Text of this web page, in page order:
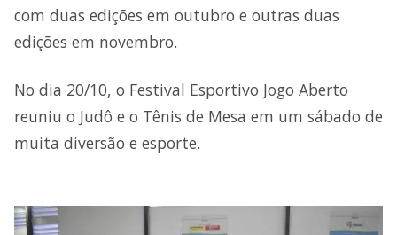
com duas edições em outubro e outras duas
edições em novembro.
No dia 20/10, o Festival Esportivo Jogo Aberto
reuniu o Judô e o Tênis de Mesa em um sábado de
muita diversão e esporte.